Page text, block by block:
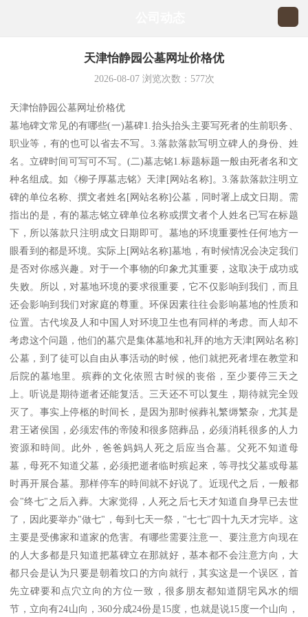
天津怡静园公墓网址价格优
2026-08-07浏览次数： 577次
天津怡静园公墓网址价格优
墓地碑文常见的有哪些(一)墓碑1.抬头抬头主要写死者的生前职务、
职业等，有的也可以省去不写。3.落款落款写明立碑人的身份、姓
名。立碑时间可写可不写。(二)墓志铭1.标题标题一般由死者名和文
种名组成。如《柳子厚墓志铭》天津[网站名称]。3.落款落款注明立
碑的单位名称、撰文者姓名[网站名称]公墓，同时署上成文日期。需
指出的是，有的墓志铭立碑单位名称或撰文者个人姓名已写在标题
下，所以落款只注明成文日期即可。墓地的环境重要性任何地方一
眼看到的都是环境。实际上[网站名称]墓地，有时候情况会决定我们
是否对你感兴趣。对于一个事物的印象尤其重要，这取决于成功或
失败。所以，对墓地环境的要求很重要，它不仅影响到我们，而且
还会影响到我们对家庭的尊重。环保因素往往会影响墓地的性质和
位置。古代埃及人和中国人对环境卫生也有同样的考虑。而人却不
考虑这个问题，他们的墓穴是集体墓地和礼拜的地方天津[网站名称]
公墓，到了徒可以自由从事活动的时候，他们就把死者埋在教堂和
后院的墓地里。殡葬的文化依照古时候的丧俗，至少要停三天之
上。听说是期待逝者还能复活。三天还不可以复生，期待就完全毁
灭了。事实上停柩的时间长，是因为那时候葬礼繁缛繁杂，尤其是
君王诸侯国，必须宏伟的帝陵和很多陪葬品，必须消耗很多的人力
资源和時间。此外，爸爸妈妈人死之后应当合墓。父死不知道母
墓，母死不知道父墓，必须把逝者临时殡起來，等寻找父墓或母墓
时再开展合墓。那样停车的時间就不好说了。近现代之后，一般都
会"终七"之后入葬。大家觉得，人死之后七天才知道自身早已去世
了，因此要举办"做七"，每到七天一祭，"七七"四十九天才完毕。这
主要是受佛家和道家的危害。有哪些需要注意一、要注意方向现在
的人大多都是只知道把墓碑立在那就好，基本都不会注意方向，大
都只会是认为只要是朝着坟口的方向就行，其实这是一个误区，首
先立碑要和点穴立向的方位一致，很多朋友都知道阴宅风水的细
节，立向有24山向，360分成24份是15度，也就是说15度一个山向，